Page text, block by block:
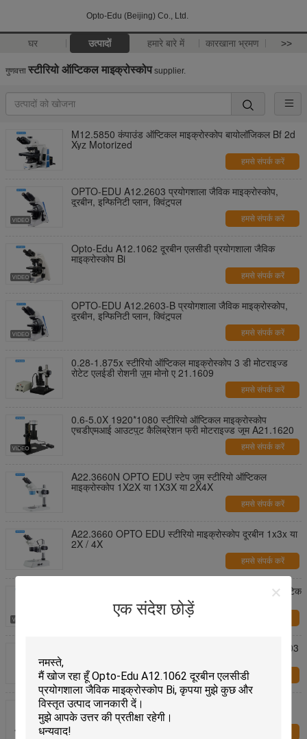
Opto-Edu (Beijing) Co., Ltd.
घर उत्पादों हमारे बारे में कारखाना भ्रमण >>
एक संदेश छोड़ें
गुणवत्ता स्टीरियो ऑप्टिकल माइक्रोस्कोप supplier.
M12.5850 कंपाउंड ऑप्टिकल माइक्रोस्कोप बायोलॉजिकल Bf 2d
Xyz Motorized
हमसे संपर्क करें
OPTO-EDU A12.2603 प्रयोगशाला जैविक माइक्रोस्कोप,
दूरबीन, इन्फिनिटी प्लान, क्विंटुपल
हमसे संपर्क करें
Opto-Edu A12.1062 दूरबीन एलसीडी प्रयोगशाला जैविक
माइक्रोस्कोप Bi
हमसे संपर्क करें
OPTO-EDU A12.2603-B प्रयोगशाला जैविक माइक्रोस्कोप,
दूरबीन, इन्फिनिटी प्लान, क्विंटुपल
हमसे संपर्क करें
0.28-1.875x स्टीरियो ऑप्टिकल माइक्रोस्कोप 3 डी मोटराइज्ड
रोटेट एलईडी रोशनी ज़ूम मोनो ए 21.1609
हमसे संपर्क करें
0.6-5.0X 1920*1080 स्टीरियो ऑप्टिकल माइक्रोस्कोप
एचडीएमआई आउटपुट कैलिब्रेशन फ्री मोटराइज्ड जूम A21.1620
हमसे संपर्क करें
A22.3660N OPTO EDU स्टेप जूम स्टीरियो ऑप्टिकल
माइक्रोस्कोप 1X2X या 1X3X या 2X4X
हमसे संपर्क करें
A22.3660 OPTO EDU स्टीरियो माइक्रोस्कोप दूरबीन 1x3x या
2X / 4X
हमसे संपर्क करें
A31.5121-M इन्फिनिटी करेक्टेड माइक्रोस्कोप स्टूडेंट अक्रोमैटिक
मोनोकुलर क्वाड्रुपल
अनुसंधान द्विनेत्री हेड डिजिटल ऑप्टिकल माइक्रोस्कोप A31.6603
हमसे संपर्क करें
OPTO- EDU A32.6401 90x 12M डिजिटल माइक्रोस्कोप
मोबाइल फोन की मरम्मत के लिए